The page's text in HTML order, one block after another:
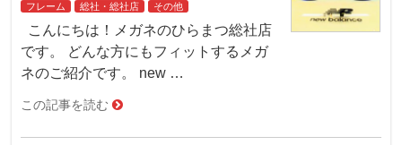
フレーム 総社・総社店 その他
こんにちは！メガネのひらまつ総社店
です。 どんな方にもフィットするメガ
ネのご紹介です。 new …
この記事を読む